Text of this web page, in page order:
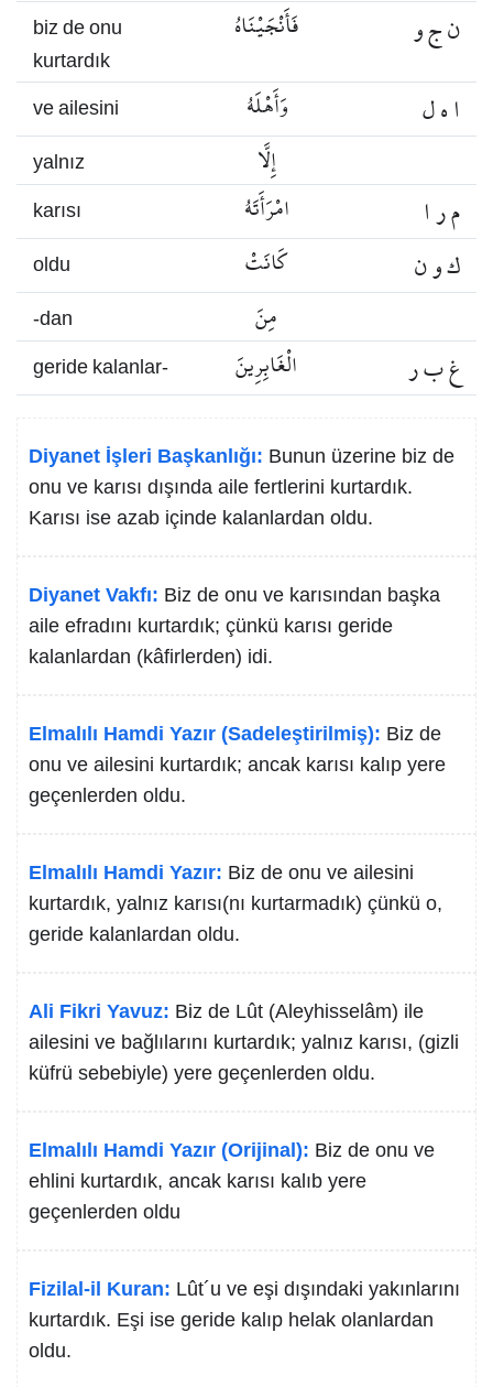
biz de onu
kurtardık
فَأَنْجَيْنَاهُ ن ج و
ve ailesini وَأَهْلَهُ ا ه ل
yalnız إِلَّا
karısı امْرَأَتَهُ م ر ا
oldu كَانَتْ ك و ن
-dan مِنَ
geride kalanlar- الْغَابِرِينَ غ ب ر
Diyanet İşleri Başkanlığı: Bunun üzerine biz de
onu ve karısı dışında aile fertlerini kurtardık.
Karısı ise azab içinde kalanlardan oldu.
Diyanet Vakfı: Biz de onu ve karısından başka
aile efradını kurtardık; çünkü karısı geride
kalanlardan (kâfirlerden) idi.
Elmalılı Hamdi Yazır (Sadeleştirilmiş): Biz de
onu ve ailesini kurtardık; ancak karısı kalıp yere
geçenlerden oldu.
Elmalılı Hamdi Yazır: Biz de onu ve ailesini
kurtardık, yalnız karısı(nı kurtarmadık) çünkü o,
geride kalanlardan oldu.
Ali Fikri Yavuz: Biz de Lût (Aleyhisselâm) ile
ailesini ve bağlılarını kurtardık; yalnız karısı, (gizli
küfrü sebebiyle) yere geçenlerden oldu.
Elmalılı Hamdi Yazır (Orijinal): Biz de onu ve
ehlini kurtardık, ancak karısı kalıb yere
geçenlerden oldu
Fizilal-il Kuran: Lût´u ve eşi dışındaki yakınlarını
kurtardık. Eşi ise geride kalıp helak olanlardan
oldu.